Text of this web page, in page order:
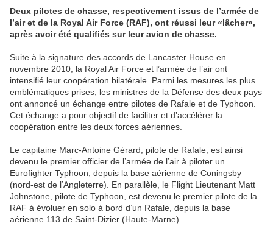
Deux pilotes de chasse, respectivement issus de l’armée de
l’air et de la Royal Air Force (RAF), ont réussi leur «lâcher»,
après avoir été qualifiés sur leur avion de chasse.
Suite à la signature des accords de Lancaster House en
novembre 2010, la Royal Air Force et l’armée de l’air ont
intensifié leur coopération bilatérale. Parmi les mesures les plus
emblématiques prises, les ministres de la Défense des deux pays
ont annoncé un échange entre pilotes de Rafale et de Typhoon.
Cet échange a pour objectif de faciliter et d’accélérer la
coopération entre les deux forces aériennes.
Le capitaine Marc-Antoine Gérard, pilote de Rafale, est ainsi
devenu le premier officier de l’armée de l’air à piloter un
Eurofighter Typhoon, depuis la base aérienne de Coningsby
(nord-est de l’Angleterre). En parallèle, le Flight Lieutenant Matt
Johnstone, pilote de Typhoon, est devenu le premier pilote de la
RAF à évoluer en solo à bord d’un Rafale, depuis la base
aérienne 113 de Saint-Dizier (Haute-Marne).